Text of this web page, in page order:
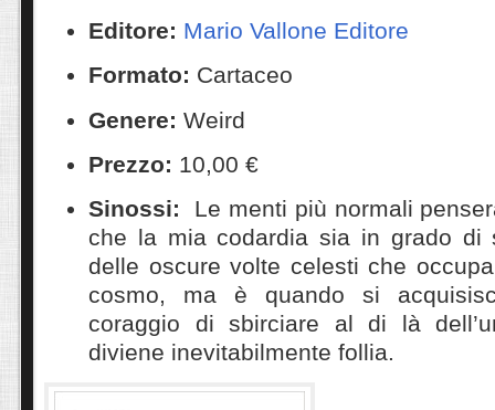
Editore: Mario Vallone Editore
Formato: Cartaceo
Genere: Weird
Prezzo: 10,00 €
Sinossi:
Le menti più normali
che la mia codardia sia in grado di
delle oscure volte celesti che
cosmo, ma è quando si
coraggio di sbirciare al di là
diviene inevitabilmente follia.